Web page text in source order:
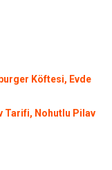
Köftesi, Evde
Tarifi, Nohutlu Pilav